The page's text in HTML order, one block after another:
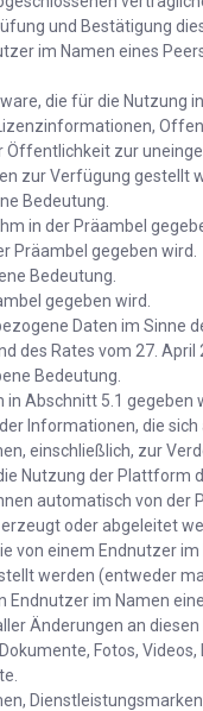
und Bestätigung
im Namen eines
die für die Nutzung
zur
zur Verfügung gestellt
Bedeutung.
in der Präambel
Präambel gegeben wird.
Bedeutung.
gegeben wird.
Daten im Sinne
des Rates vom 27. April
Bedeutung.
Abschnitt 5.1 gegeben
Informationen, die
einschließlich, zur
Nutzung der Plattform
automatisch von der
oder abgeleitet
von einem Endnutzer
werden (entweder
im Namen
Änderungen an
Fotos,